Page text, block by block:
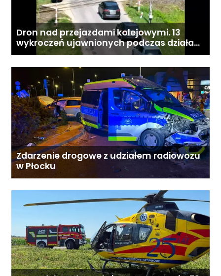
Dron nad przejazdami kolejowymi. 13
wykroczeń ujawnionych podczas działań
„Bezpieczny przejazd kolejowy”
Zdarzenie drogowe z udziałem radiowozu
w Płocku